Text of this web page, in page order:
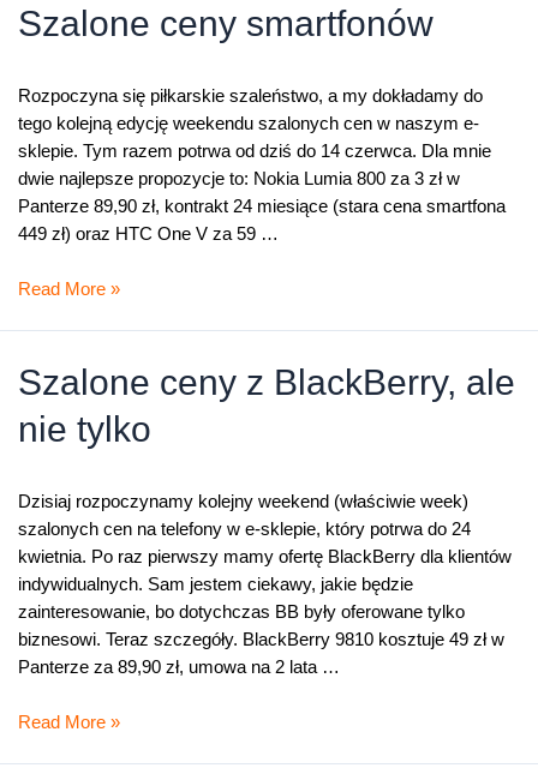
czwartku
Szalone ceny smartfonów
Rozpoczyna się piłkarskie szaleństwo, a my dokładamy do
tego kolejną edycję weekendu szalonych cen w naszym e-
sklepie. Tym razem potrwa od dziś do 14 czerwca. Dla mnie
dwie najlepsze propozycje to: Nokia Lumia 800 za 3 zł w
Panterze 89,90 zł, kontrakt 24 miesiące (stara cena smartfona
449 zł) oraz HTC One V za 59 …
Szalone
Read More »
Szalone ceny z BlackBerry, ale
nie tylko
Dzisiaj rozpoczynamy kolejny weekend (właściwie week)
szalonych cen na telefony w e-sklepie, który potrwa do 24
kwietnia. Po raz pierwszy mamy ofertę BlackBerry dla klientów
indywidualnych. Sam jestem ciekawy, jakie będzie
zainteresowanie, bo dotychczas BB były oferowane tylko
biznesowi. Teraz szczegóły. BlackBerry 9810 kosztuje 49 zł w
Panterze za 89,90 zł, umowa na 2 lata …
Szalone
Read More »